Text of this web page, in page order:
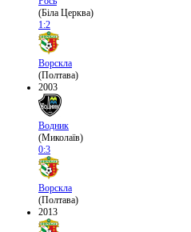
(Біла Церква)
1:2
Ворскла
(Полтава)
2003
Водник
(Миколаїв)
0:3
Ворскла
(Полтава)
2013